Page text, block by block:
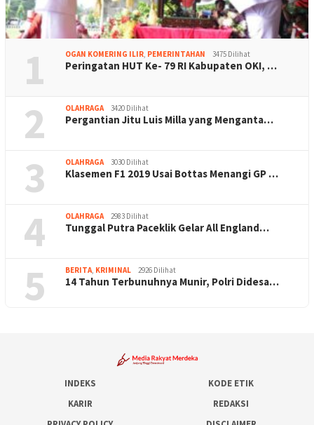
1 OGAN KOMERING ILIR PEMERINTAHAN 3475 Dilihat
Peringatan HUT Ke- 79 RI Kabupaten OKI, …
2 OLAHRAGA 3420 Dilihat
Pergantian Jitu Luis Milla yang Menganta…
3 OLAHRAGA 3030 Dilihat
Klasemen F1 2019 Usai Bottas Menangi GP …
4 OLAHRAGA 2983 Dilihat
Tunggal Putra Paceklik Gelar All England…
5 BERITA KRIMINAL 2926 Dilihat
14 Tahun Terbunuhnya Munir, Polri Didesa…
INDEKS
KODE ETIK
KARIR
REDAKSI